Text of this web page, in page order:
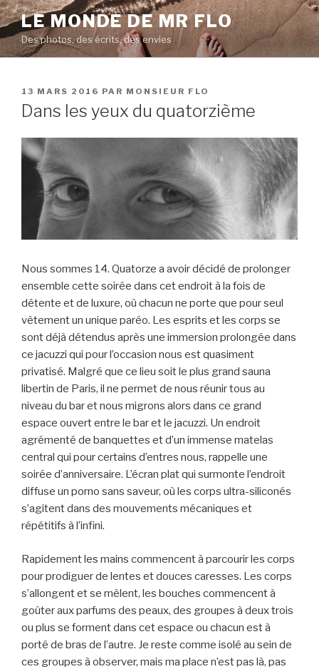
Aller
au
contenu
principal
LE MONDE DE MR FLO
Des photos, des écrits, des envies
PUBLIÉ
LE
13 MARS 2016 PAR MONSIEUR FLO
Dans les yeux du quatorzième
Nous sommes 14. Quatorze a avoir décidé de prolonger
ensemble cette soirée dans cet endroit à la fois de
détente et de luxure, où chacun ne porte que pour seul
vêtement un unique paréo. Les esprits et les corps se
sont déjà détendus après une immersion prolongée dans
ce jacuzzi qui pour l’occasion nous est quasiment
privatisé. Malgré que ce lieu soit le plus grand sauna
libertin de Paris, il ne permet de nous réunir tous au
niveau du bar et nous migrons alors dans ce grand
espace ouvert entre le bar et le jacuzzi. Un endroit
agrémenté de banquettes et d’un immense matelas
central qui pour certains d’entres nous, rappelle une
soirée d’anniversaire. L’écran plat qui surmonte l’endroit
diffuse un porno sans saveur, où les corps ultra-siliconés
s’agitent dans des mouvements mécaniques et
répétitifs à l’infini.
Rapidement les mains commencent à parcourir les corps
pour prodiguer de lentes et douces caresses. Les corps
s’allongent et se mêlent, les bouches commencent à
goûter aux parfums des peaux, des groupes à deux trois
ou plus se forment dans cet espace ou chacun est à
porté de bras de l’autre. Je reste comme isolé au sein de
ces groupes à observer, mais ma place n’est pas là, pas